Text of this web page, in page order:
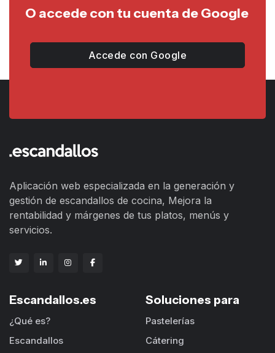
O accede con tu cuenta de Google
Accede con Google
Aplicación web especializada en la generación y
gestión de escandallos de cocina, Mejora la
rentabilidad y márgenes de tus platos, menús y
servicios.
Escandallos.es
¿Qué es?
Escandallos
Soluciones para
Pastelerías
Cátering